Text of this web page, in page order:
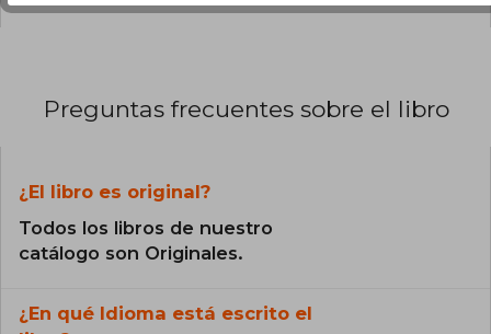
Preguntas frecuentes sobre el libro
¿El libro es original?
Todos los libros de nuestro
catálogo son Originales.
¿En qué Idioma está escrito el